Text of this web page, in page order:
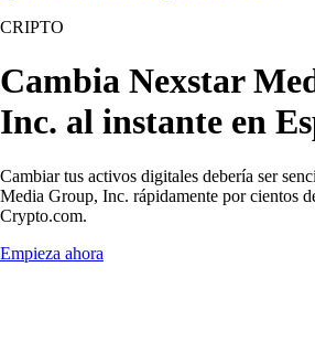
CRIPTO
Cambia Nexstar
Inc. al instante en
Cambiar tus activos digitales debería ser
Media Group, Inc. rápidamente por cientos
Crypto.com.
Empieza ahora